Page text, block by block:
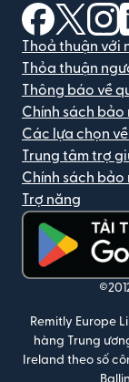
(mở trong
(mở
Thoả thuận với
Thỏa thuận
Thông báo về
Chính sách
Các lựa chọn
Trung tâm trợ
Chính sách bảo
Trợ năng
(mở trong cửa
Remitly Europe
hàng Trung
Ireland theo số